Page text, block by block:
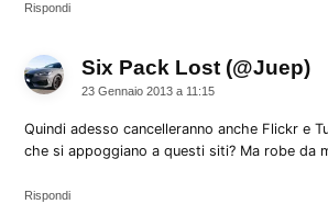
Rispondi
Six Pack Lost (@Juep)
23 Gennaio 2013 a 11:15
Quindi adesso cancelleranno anche Flickr e
che si appoggiano a questi siti? Ma robe da
Rispondi